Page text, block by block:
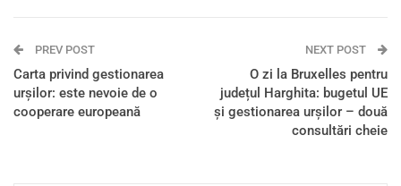
PREV POST
Carta privind gestionarea
urșilor: este nevoie de o
cooperare europeană
NEXT POST
O zi la Bruxelles pentru
județul Harghita: bugetul UE
și gestionarea urșilor – două
consultări cheie